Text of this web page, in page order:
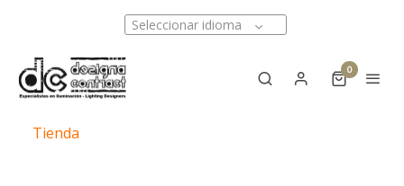
Seleccionar idioma
0
Tienda